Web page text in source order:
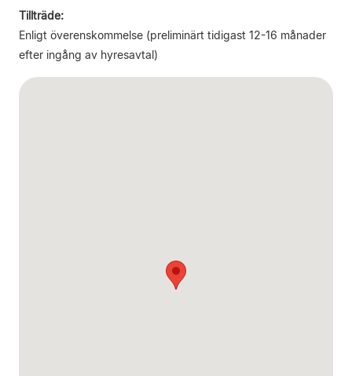
Tillträde:
Enligt överenskommelse (preliminärt tidigast 12-16 månader
efter ingång av hyresavtal)